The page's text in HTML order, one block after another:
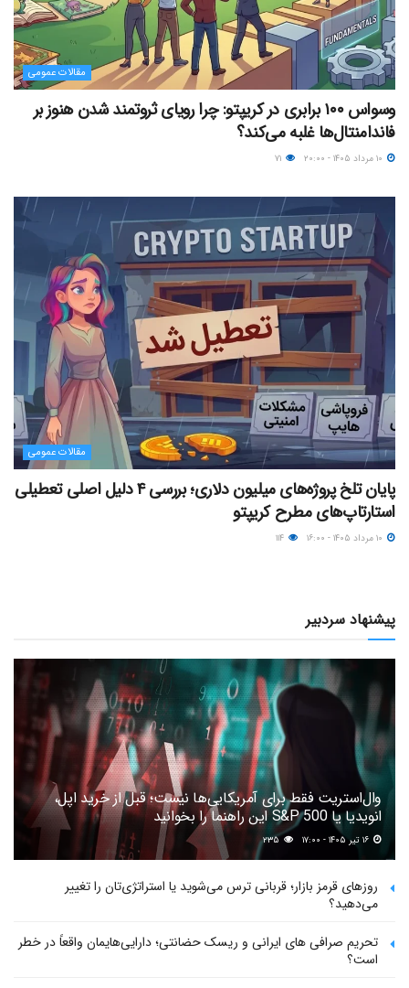
مقالات عمومی
وسواس ۱۰۰ برابری در کریپتو: چرا رویای ثروتمند شدن هنوز بر
فاندامنتال‌ها غلبه می‌کند؟
مقالات عمومی
پایان تلخ پروژه‌های میلیون دلاری؛ بررسی ۴ دلیل اصلی تعطیلی
استارتاپ‌های مطرح کریپتو
پیشنهاد سردبیر
وال‌استریت فقط برای آمریکایی‌ها نیست؛ قبل از خرید اپل،
انویدیا یا S&P 500 این راهنما را بخوانید
۲۳۵
روزهای قرمز بازار؛ قربانی ترس می‌شوید یا استراتژی‌تان را تغییر
می‌دهید؟
تحریم صرافی های ایرانی و ریسک حضانتی؛ دارایی‌هایمان واقعاً در خطر
است؟